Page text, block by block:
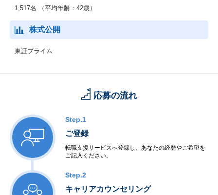
1,517名 （平均年齢：42歳）
株式公開
東証プライム
応募の流れ
Step.1
ご登録
転職支援サービスへ登録し、あなたの経歴やご希望を
ご記入ください。
Step.2
キャリアカウンセリング